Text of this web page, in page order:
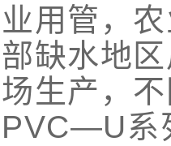
业用管，
部缺水地
场生产，
PVC—U系